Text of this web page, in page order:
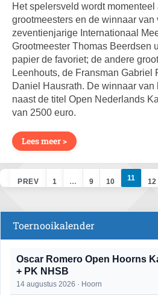
Het spelersveld wordt
grootmeesters en de winnaar van
zeventienjarige Internationaal
Grootmeester Thomas Beerdsen
papier de favoriet; de andere
Leenhouts, de Fransman Gabriel
Daniel Hausrath. De winnaar van
naast de titel Open Nederlands
van 2500 euro.
Lees meer >
PREV 1 … 9 10 11 12
Toernooikalender
Oscar Romero Open Hoorns
+ PK NHSB
14 augustus 2026 · Hoorn